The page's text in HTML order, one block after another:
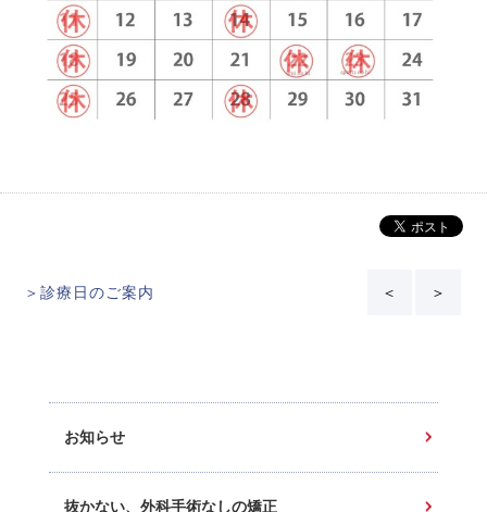
＞診療日のご案内 ＜ ＞
お知らせ
抜かない、外科手術なしの矯正